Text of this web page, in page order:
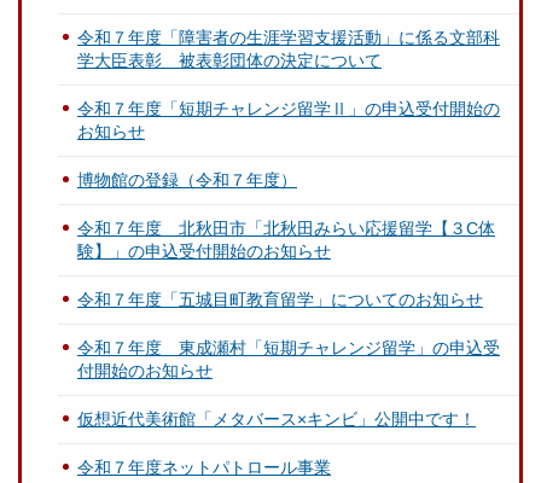
令和７年度「障害者の生涯学習支援活動」に係る文部科
学大臣表彰 被表彰団体の決定について
令和７年度「短期チャレンジ留学Ⅱ」の申込受付開始の
お知らせ
博物館の登録（令和７年度）
令和７年度 北秋田市「北秋田みらい応援留学【３C体
験】」の申込受付開始のお知らせ
令和７年度「五城目町教育留学」についてのお知らせ
令和７年度 東成瀬村「短期チャレンジ留学」の申込受
付開始のお知らせ
仮想近代美術館「メタバース×キンビ」公開中です！
令和７年度ネットパトロール事業